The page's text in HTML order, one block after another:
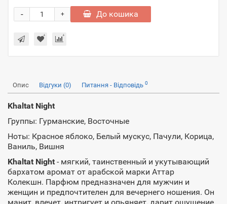
+
- До кошика
Опис Відгуки (0) Питання - Відповідь 0
Khaltat Night
Группы: Гурманские, Восточные
Ноты: Красное яблоко, Белый мускус, Пачули, Корица,
Ваниль, Вишня
Khaltat Night - мягкий, таинственный и укутывающий
бархатом аромат от арабской марки Аттар
Колекшн. Парфюм предназначен для мужчин и
женщин и предпочтителен для вечернего ношения. Он